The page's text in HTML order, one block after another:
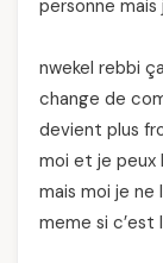
personne
nwekel rebbi
change de
devient plus
moi et je peux
mais moi je ne
meme si c’est